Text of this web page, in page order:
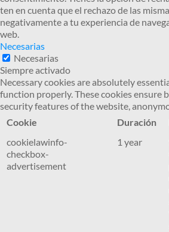
ten en cuenta que el rechazo de las
negativamente a tu experiencia de
web.
Necesarias
Necesarias
Siempre activado
Necessary cookies are absolutely
function properly. These cookies ensure
security features of the website,
Cookie
Duración
cookielawinfo-
checkbox-
advertisement
1 year